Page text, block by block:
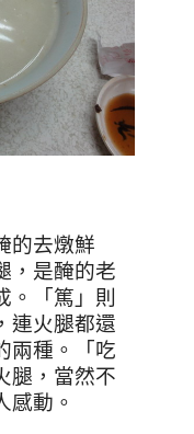
的去燉鮮
，是醃的老
。「篤」則
連火腿都還
兩種。「吃
腿，當然不
感動。